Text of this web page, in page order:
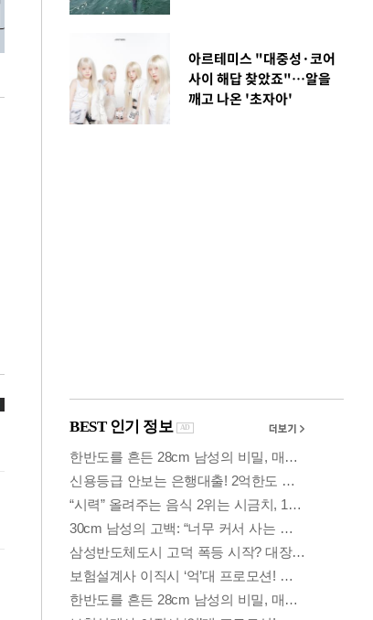
아르테미스 "대중성·코어
사이 해답 찾았죠"…알을
깨고 나온 '초자아'